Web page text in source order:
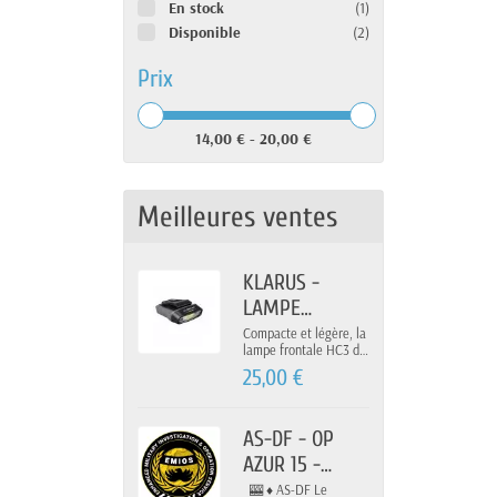
En stock
(1)
Disponible
(2)
Prix
14,00 € - 20,00 €
Meilleures ventes
KLARUS -
LAMPE
FRONTALE
RECHARGEABLE
HC3
Compacte et légère, la
lampe frontale HC3 de
Klarus vous assure un
grand confort
100 lumens, elle
dispose d'une
autonomie pouvant
aller jusqu'à 36h.
25,00 €
AS-DF - OP
AZUR 15 -
CASINO 3
🎰 ♦️ AS-DF Le